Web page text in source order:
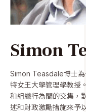
Simon
Simon Teasdale博士
特女王大學管理學教授
和組織行為間的交集，
述和財政激勵措施來予